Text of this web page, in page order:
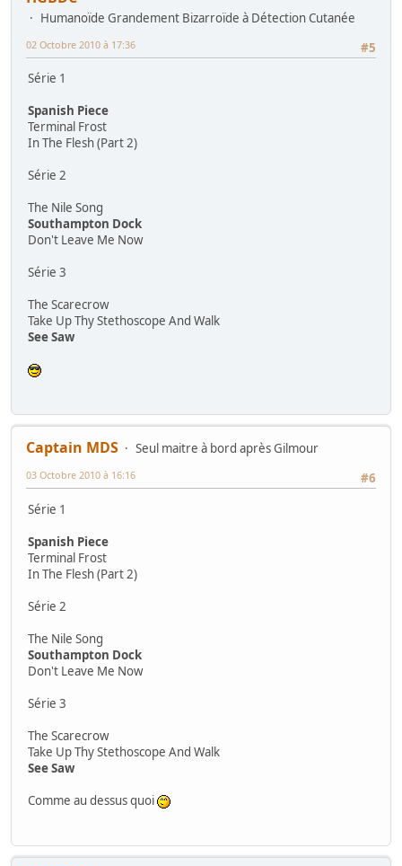
Humanoïde Grandement Bizarroïde à Détection Cutanée
#5
02 Octobre 2010 à 17:36
Série 1
Spanish Piece
Terminal Frost
In The Flesh (Part 2)
Série 2
The Nile Song
Southampton Dock
Don't Leave Me Now
Série 3
The Scarecrow
Take Up Thy Stethoscope And Walk
See Saw
Captain MDS
Seul maitre à bord après Gilmour
#6
03 Octobre 2010 à 16:16
Série 1
Spanish Piece
Terminal Frost
In The Flesh (Part 2)
Série 2
The Nile Song
Southampton Dock
Don't Leave Me Now
Série 3
The Scarecrow
Take Up Thy Stethoscope And Walk
See Saw
Comme au dessus quoi